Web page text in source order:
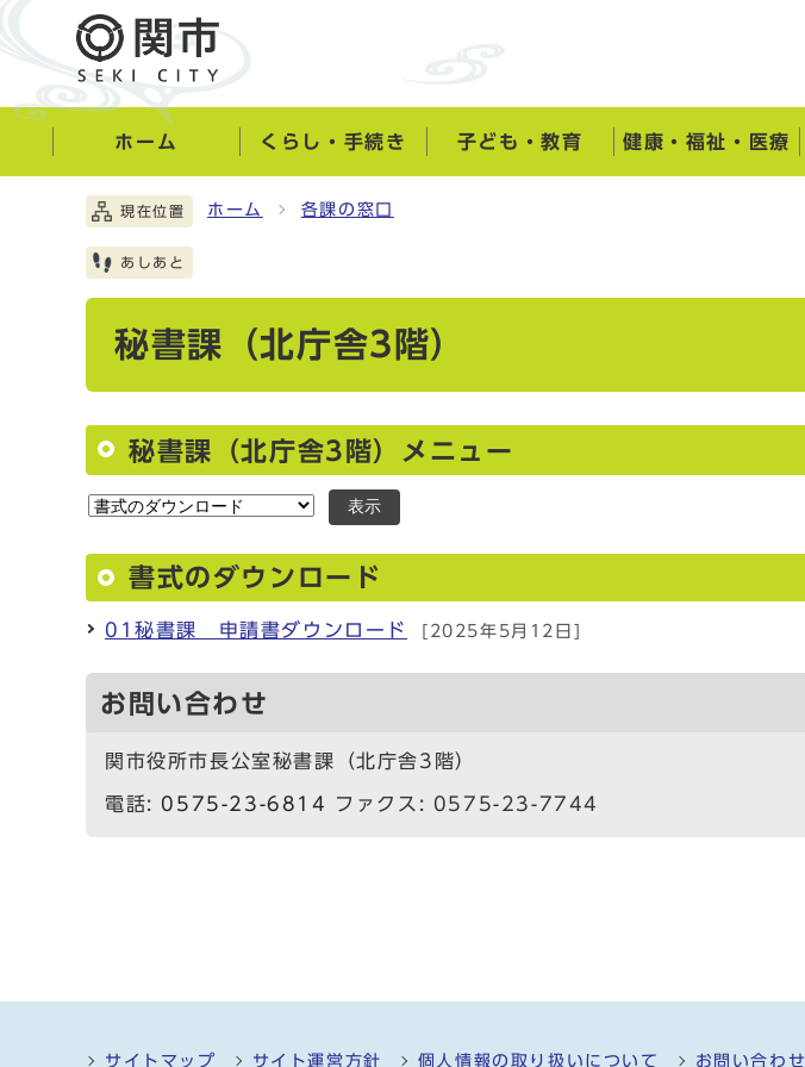
ホーム くらし・手続き 子ども・教育 健康・福祉・医療
現在位置 ホーム 各課の窓口
あしあと
秘書課（北庁舎3階）
秘書課（北庁舎3階）メニュー
表示
書式のダウンロード
01秘書課 申請書ダウンロード [2025年5月12日]
お問い合わせ
関市役所市長公室秘書課（北庁舎3階）
電話: 0575-23-6814 ファクス: 0575-23-7744
サイトマップ サイト運営方針 個人情報の取り扱いについて お問い合わせ